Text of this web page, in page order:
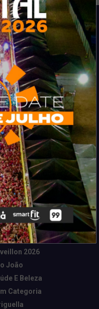
na região de
exclusivas e muito mais.
E Negócios
Tech
2026
João
E Beleza
Categoria